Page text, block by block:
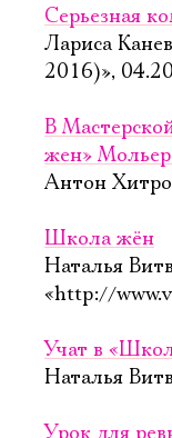
Серьезная
Лариса
2016)»,
В
жен»
Антон
Школа жён
Наталья
«http://
Учат в
Наталья